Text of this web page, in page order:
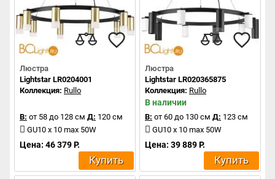
Люстра
Lightstar LR0204001
Коллекция: Rullo
В: от 58 до 128 см Д: 120 см
GU10 x 10 max 50W
Цена: 46 379 Р.
Купить
Люстра
Lightstar LR020365875
Коллекция: Rullo
В наличии
В: от 60 до 130 см Д: 123 см
GU10 x 10 max 50W
Цена: 39 889 Р.
Купить